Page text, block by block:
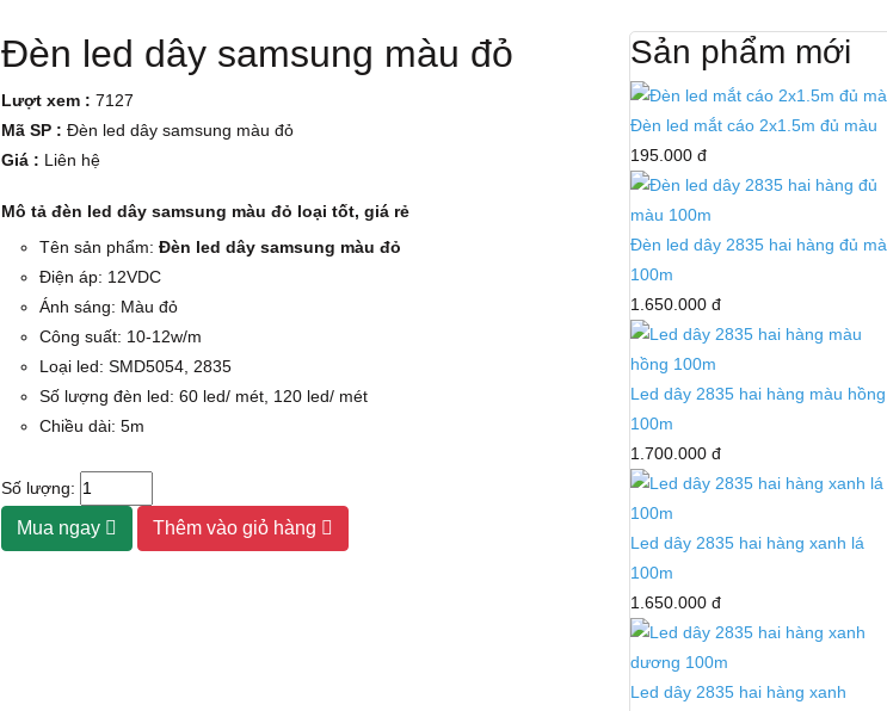
Đèn led dây samsung màu đỏ
Lượt xem : 7127
Mã SP : Đèn led dây samsung màu đỏ
Giá : Liên hệ
Mô tả đèn led dây samsung màu đỏ loại tốt, giá rẻ
Tên sản phẩm: Đèn led dây samsung màu đỏ
Điện áp: 12VDC
Ánh sáng: Màu đỏ
Công suất: 10-12w/m
Loại led: SMD5054, 2835
Số lượng đèn led: 60 led/ mét, 120 led/ mét
Chiều dài: 5m
Số lượng:
Mua ngay Thêm vào giỏ hàng
Sản phẩm mới
Đèn led mắt cáo 2x1.5m đủ màu
195.000 đ
Đèn led dây 2835 hai hàng đủ
100m
1.650.000 đ
Led dây 2835 hai hàng màu hồng
100m
1.700.000 đ
Led dây 2835 hai hàng xanh lá
100m
1.650.000 đ
Led dây 2835 hai hàng xanh